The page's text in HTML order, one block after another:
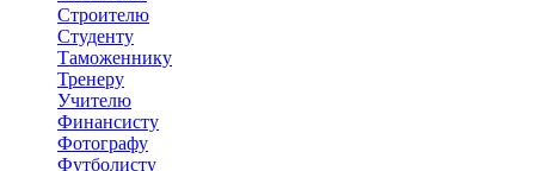
Строителю
Студенту
Таможеннику
Тренеру
Учителю
Финансисту
Фотографу
Футболисту